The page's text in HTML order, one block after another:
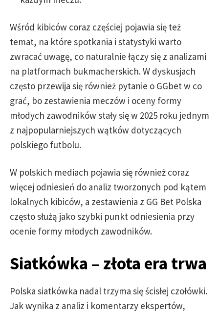
Wśród kibiców coraz częściej pojawia się też
temat, na które spotkania i statystyki warto
zwracać uwagę, co naturalnie łączy się z analizami
na platformach bukmacherskich. W dyskusjach
często przewija się również pytanie o GGbet w co
grać, bo zestawienia meczów i oceny formy
młodych zawodników stały się w 2025 roku jednym
z najpopularniejszych wątków dotyczących
polskiego futbolu.
W polskich mediach pojawia się również coraz
więcej odniesień do analiz tworzonych pod kątem
lokalnych kibiców, a zestawienia z GG Bet Polska
często służą jako szybki punkt odniesienia przy
ocenie formy młodych zawodników.
Siatkówka – złota era trwa
Polska siatkówka nadal trzyma się ścisłej czołówki.
Jak wynika z analiz i komentarzy ekspertów,